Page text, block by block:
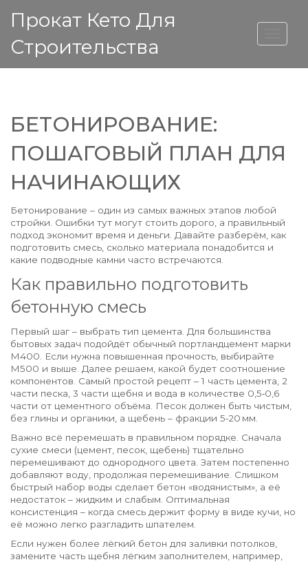
Прокат Кето Для
Строительства
ВЫСОТА ДОМА
БЕТОНИРОВАНИЕ:
ПОШАГОВЫЙ ПЛАН ДЛЯ
НАЧИНАЮЩИХ
Бетонирование – один из самых важных этапов любой
стройки. Ошибки тут могут стоить дорого, а правильный
подход экономит время и деньги. Давайте разберём, как
подготовить смесь, сколько материала понадобится и
какие подводные камни часто встречаются.
Как правильно подготовить
бетонную смесь
Первый шаг – выбрать тип цемента. Для большинства
бытовых задач подойдёт обычный портландцемент марки
М400. Если нужна повышенная прочность, выбирайте
М500 и выше. Далее решаем, какой будет соотношение
компонентов. Самый простой рецепт – 1 часть цемента, 2
части песка, 3 части щебня и вода в количестве 0,5‑0,6
части от цементного объёма. Песок должен быть чистым,
без глины и органики, а щебень – фракции 5‑20 мм.
Важно всё перемешать в правильном порядке. Сначала
сухие смеси (цемент, песок, щебень) тщательно
перемешивают до однородного цвета. Затем постепенно
добавляют воду, продолжая перемешивание. Слишком
быстрый набор воды сделает бетон «водянистым», а её
недостаток – жидким и слабым. Оптимальная
консистенция – когда смесь держит форму в виде кучи, но
её можно легко разгладить шпателем.
Если нужен более лёгкий бетон для заливки потолков,
замените часть щебня лёгким заполнителем, например,